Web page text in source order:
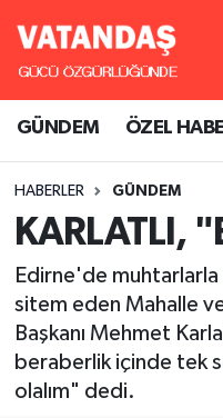
GÜNDEM ÖZEL
HABERLER GÜNDEM
KARLATLI,
Edirne'de muhtarlarla
sitem eden Mahalle
Başkanı Mehmet
beraberlik içinde tek
olalım" dedi.
GÜNDEM
SPOR
SAĞLIK
Hava Durumu
Süper Lig Puan
Tüm Manşetler
Son Dakika
Haber Arşivi